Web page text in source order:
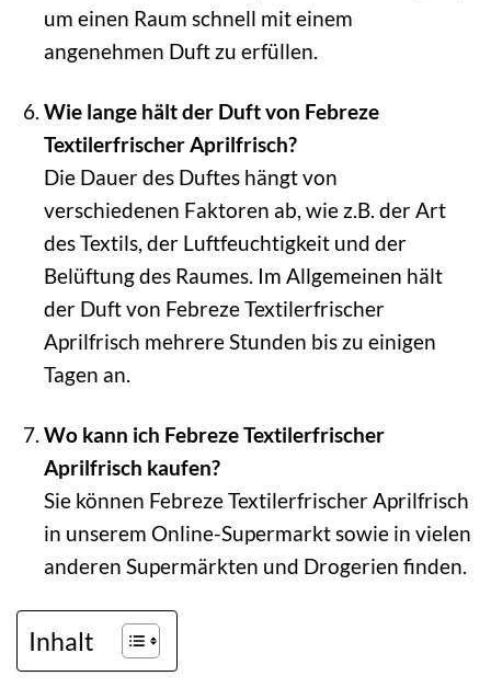
um einen Raum schnell mit einem
angenehmen Duft zu erfüllen.
Wie lange hält der Duft von Febreze
Textilerfrischer Aprilfrisch?
Die Dauer des Duftes hängt von
verschiedenen Faktoren ab, wie z.B. der Art
des Textils, der Luftfeuchtigkeit und der
Belüftung des Raumes. Im Allgemeinen hält
der Duft von Febreze Textilerfrischer
Aprilfrisch mehrere Stunden bis zu einigen
Tagen an.
Wo kann ich Febreze Textilerfrischer
Aprilfrisch kaufen?
Sie können Febreze Textilerfrischer Aprilfrisch
in unserem Online-Supermarkt sowie in vielen
anderen Supermärkten und Drogerien finden.
Inhalt